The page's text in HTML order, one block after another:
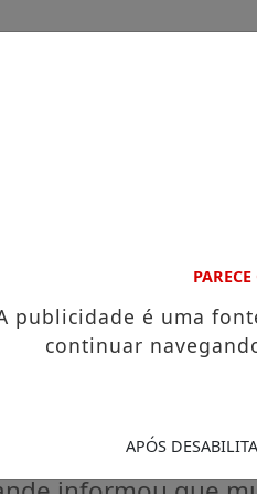
PORTO GRANDE COM
Militar
publicidade é uma
continuar
APÓS